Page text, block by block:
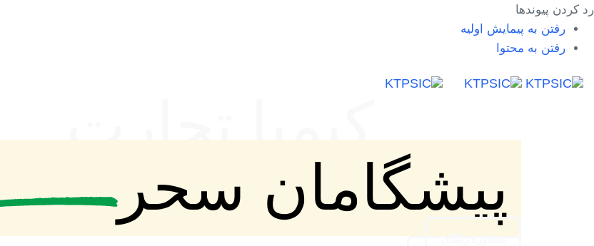
رد کردن پیوندها
رفتن به پیمایش اولیه
رفتن به محتوا
کیمیا تجارت
پیشگامان سحر
مشاوره رایگان